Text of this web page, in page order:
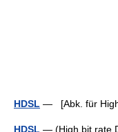
HDSL — [Abk. für
HDSL — (High bit rate